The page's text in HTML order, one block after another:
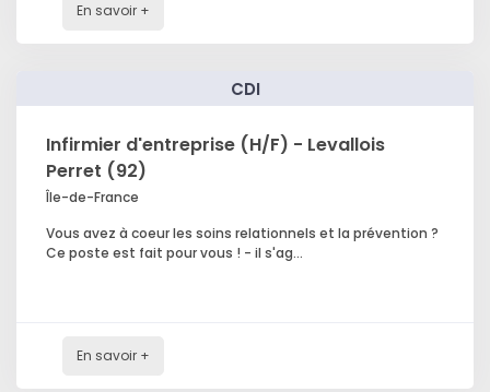
En savoir +
CDI
Infirmier d'entreprise (H/F) - Levallois
Perret (92)
Île-de-France
Vous avez à coeur les soins relationnels et la prévention ?
Ce poste est fait pour vous ! - il s'ag...
En savoir +